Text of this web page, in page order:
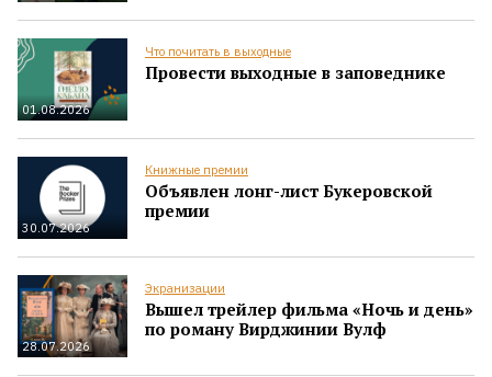
01.08.2026
Что почитать в выходные
Провести выходные в заповеднике
30.07.2026
Книжные премии
Объявлен лонг-лист Букеровской
премии
28.07.2026
Экранизации
Вышел трейлер фильма «Ночь и день»
по роману Вирджинии Вулф